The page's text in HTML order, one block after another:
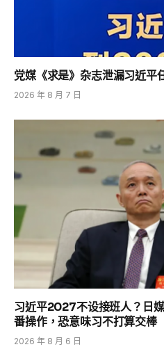
党媒《求是》杂志泄漏习近平
2026 年 8 月 7 日
习近平2027不设接班人？日
番操作，恐意味习不打算交棒
2026 年 8 月 6 日